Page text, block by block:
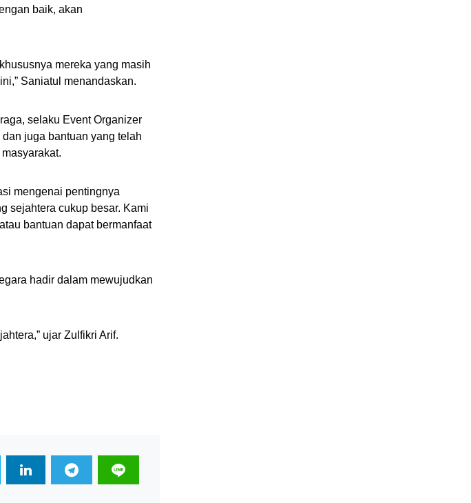
baik, akan
mereka yang masih
Saniatul menandaskan.
selaku Event Organizer
juga bantuan yang telah
mengenai pentingnya
sejahtera cukup besar. Kami
bantuan dapat bermanfaat
hadir dalam mewujudkan
ujar Zulfikri Arif.